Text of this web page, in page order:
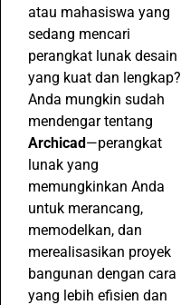
atau mahasiswa yang
sedang mencari
perangkat lunak desain
yang kuat dan lengkap?
Anda mungkin sudah
mendengar tentang
Archicad—perangkat
lunak yang
memungkinkan Anda
untuk merancang,
memodelkan, dan
merealisasikan proyek
bangunan dengan cara
yang lebih efisien dan